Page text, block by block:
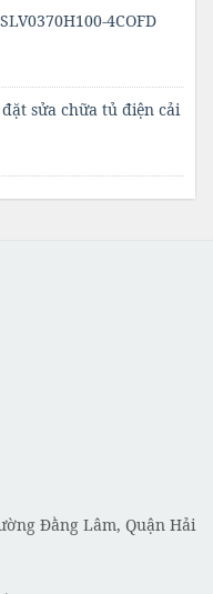
4COFD
sửa chữa tủ điện cải
Đằng Lâm, Quận Hải